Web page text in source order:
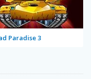
Paradise 3